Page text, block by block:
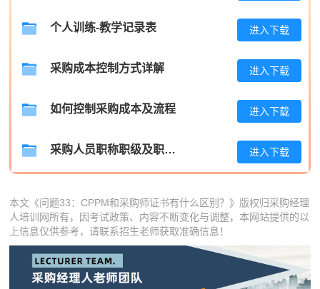
赵* 186****3329
刘** 133****6984
高** 189****5104 2026-08-05
陈* 186****7980 2026-08-05
李** 181****1873
个人训练-教学记录表 进入下载
采购成本控制方式详解 进入下载
如何控制采购成本及流程 进入下载
采购人员职称职级及职位晋升管理制度 进入下载
本文《问题33：CPPM和采购师证书有什么区别？》版权归采购经理
人培训网所有，因考试政策、内容不断变化与调整，本网站提供的以
上信息仅供参考，请联系招生老师获取准确信息！